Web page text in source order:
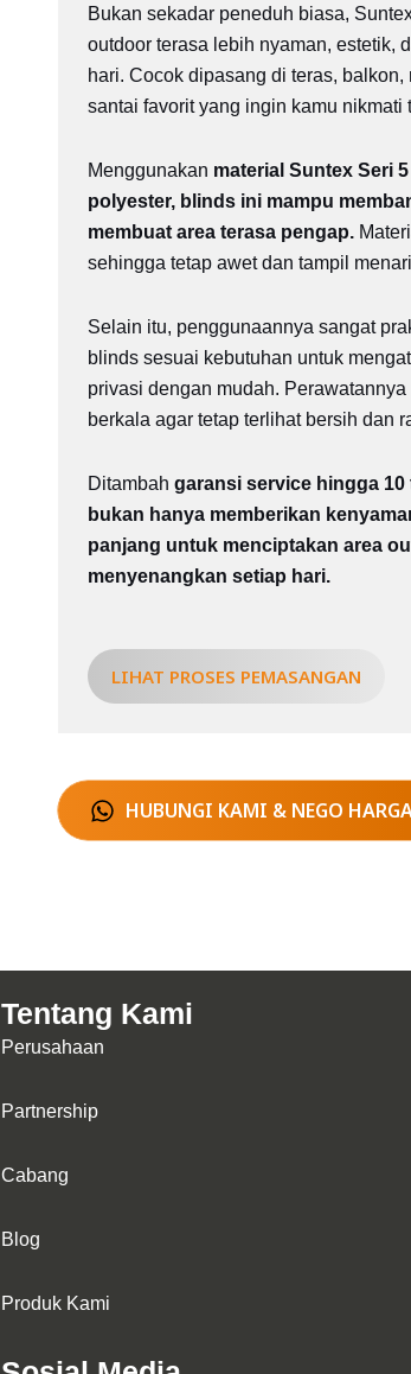
Bukan sekadar peneduh biasa,
outdoor terasa lebih nyaman, estetik,
hari. Cocok dipasang di teras, balkon,
santai favorit yang ingin kamu nikmati
Menggunakan material Suntex Seri
polyester, blinds ini mampu
membuat area terasa pengap.
sehingga tetap awet dan tampil
Selain itu, penggunaannya sangat
blinds sesuai kebutuhan untuk
privasi dengan mudah.
berkala agar tetap terlihat bersih dan
Ditambah garansi service hingga
bukan hanya memberikan
panjang untuk menciptakan area
menyenangkan setiap hari.
LIHAT PROSES PEMASANGAN
HUBUNGI KAMI & NEGO
Tentang Kami
Perusahaan
Partnership
Cabang
Blog
Produk Kami